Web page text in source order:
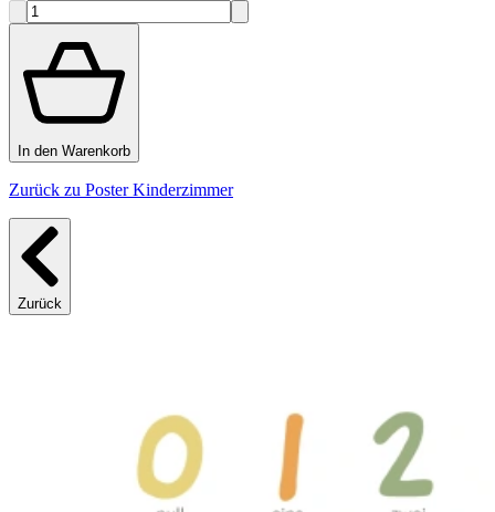
In den Warenkorb
Zurück zu Poster Kinderzimmer
Zurück